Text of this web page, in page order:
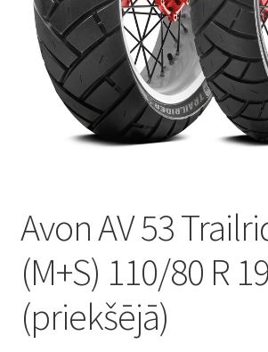
Avon AV 53
(M+S) 110/80 R
(priekšējā)